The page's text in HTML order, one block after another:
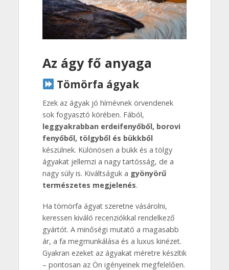
Az ágy fő anyaga
Tömörfa ágyak
Ezek az ágyak jó hírnévnek örvendenek
sok fogyasztó körében. Fából,
leggyakrabban erdeifenyőből, borovi
fenyőből, tölgyből és bükkből
készülnek. Különösen a bükk és a tölgy
ágyakat jellemzi a nagy tartósság, de a
nagy súly is. Kiváltságuk a gyönyörű
természetes megjelenés.
Ha tömörfa ágyat szeretne vásárolni,
keressen kiváló recenziókkal rendelkező
gyártót. A minőségi mutató a magasabb
ár, a fa megmunkálása és a luxus kinézet.
Gyakran ezeket az ágyakat méretre készítik
– pontosan az Ön igényeinek megfelelően.